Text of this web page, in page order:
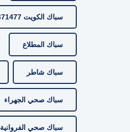
سباك الكويت 97371477
سباك المطلاع
سباك شاطر
سباك صحي الجهراء
سباك صحي الفروانية